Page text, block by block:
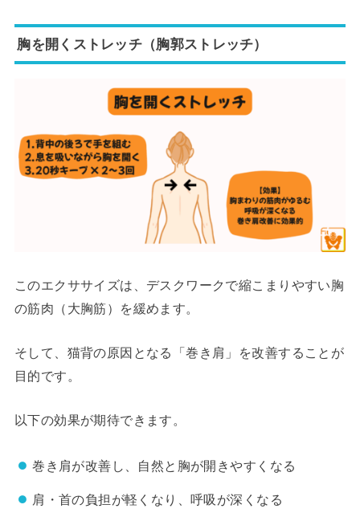
胸を開くストレッチ（胸郭ストレッチ）
このエクササイズは、デスクワークで縮こまりやすい胸
の筋肉（大胸筋）を緩めます。
そして、猫背の原因となる「巻き肩」を改善することが
目的です。
以下の効果が期待できます。
巻き肩が改善し、自然と胸が開きやすくなる
肩・首の負担が軽くなり、呼吸が深くなる